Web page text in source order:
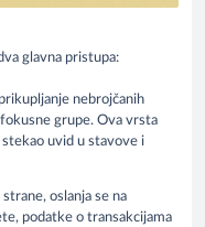
glavna pristupa:
nebrojčanih
grupe. Ova vrsta
uvid u stavove i
oslanja se na
podatke o transakcijama